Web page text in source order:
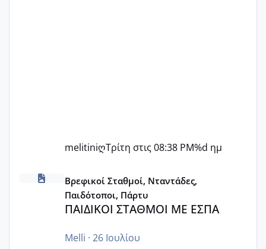
melitiniღΤρίτη στις 08:38 PM%d ημ
ΠΑΙΔΙΚΟΙ ΣΤΑΘΜΟΙ ΜΕ ΕΣΠΑ
Βρεφικοί Σταθμοί, Νταντάδες,
Παιδότοποι, Πάρτυ
ΠΑΙΔΙΚΟΙ ΣΤΑΘΜΟΙ ΜΕ ΕΣΠΑ
Melli · 26 Ιουλίου